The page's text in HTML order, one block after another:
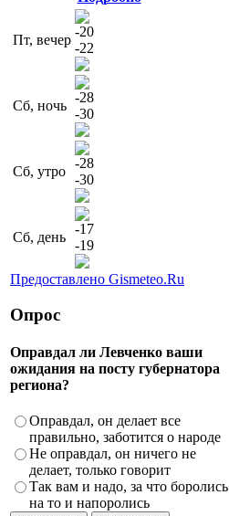
Пт, вечер
-20
-22
Сб, ночь
-28
-30
Сб, утро
-28
-30
Сб, день
-17
-19
Предоставлено Gismeteo.Ru
Опрос
Оправдал ли Левченко ваши
ожидания на посту губернатора
региона?
Оправдал, он делает все
правильно, заботится о народе
Не оправдал, он ничего не
делает, только говорит
Так вам и надо, за что боролись
на то и напоролись